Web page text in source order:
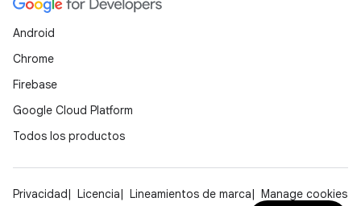
Android
Chrome
Firebase
Google Cloud Platform
Todos los productos
Privacidad Licencia Lineamientos de marca
Manage cookies